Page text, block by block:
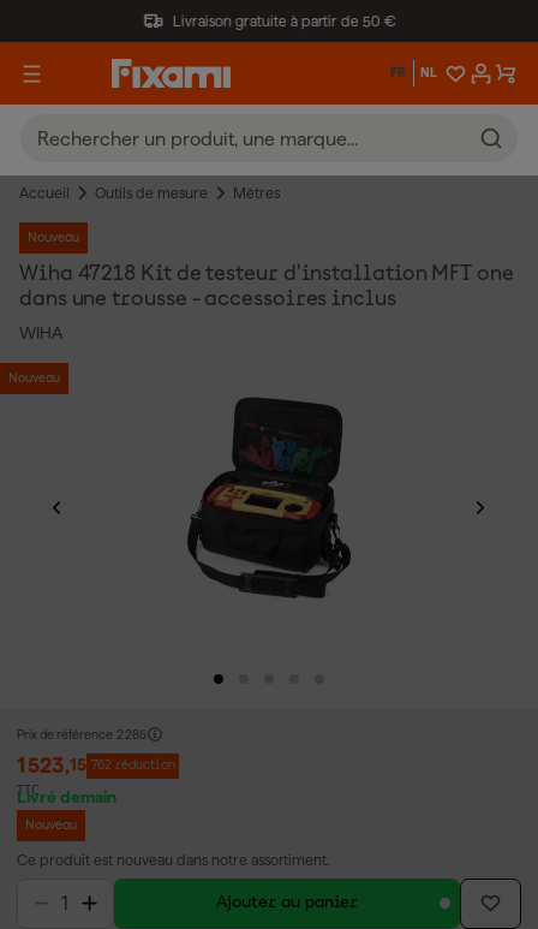
Livraison gratuite à partir de 50 €
FR NL
Accueil Outils de mesure Mètres
Nouveau
Wiha 47218 Kit de testeur d'installation MFT one
dans une trousse - accessoires inclus
WIHA
Nouveau
Prix de référence 2 285
1 523,15 762 réduction
TTC
Livré demain
Nouveau
Ce produit est nouveau dans notre assortiment.
Ajouter au panier